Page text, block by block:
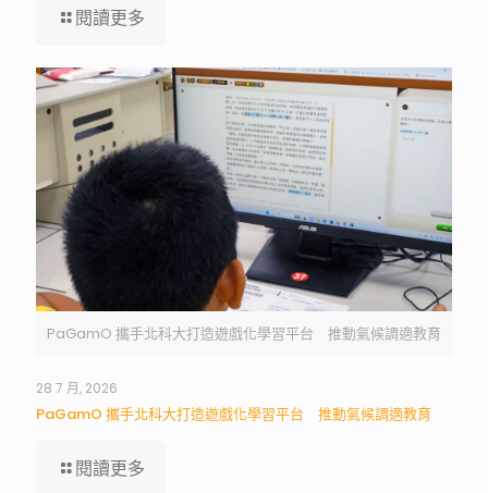
閱讀更多
PaGamO 攜手北科大打造遊戲化學習平台 推動氣候調適教育
28 7 月, 2026
PaGamO 攜手北科大打造遊戲化學習平台 推動氣候調適教育
閱讀更多